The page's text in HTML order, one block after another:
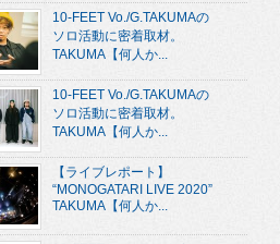
10-FEET Vo./G.TAKUMAの
ソロ活動に密着取材。
TAKUMA【何人か...
10-FEET Vo./G.TAKUMAの
ソロ活動に密着取材。
TAKUMA【何人か...
【ライブレポート】
“MONOGATARI LIVE 2020”
TAKUMA【何人か...